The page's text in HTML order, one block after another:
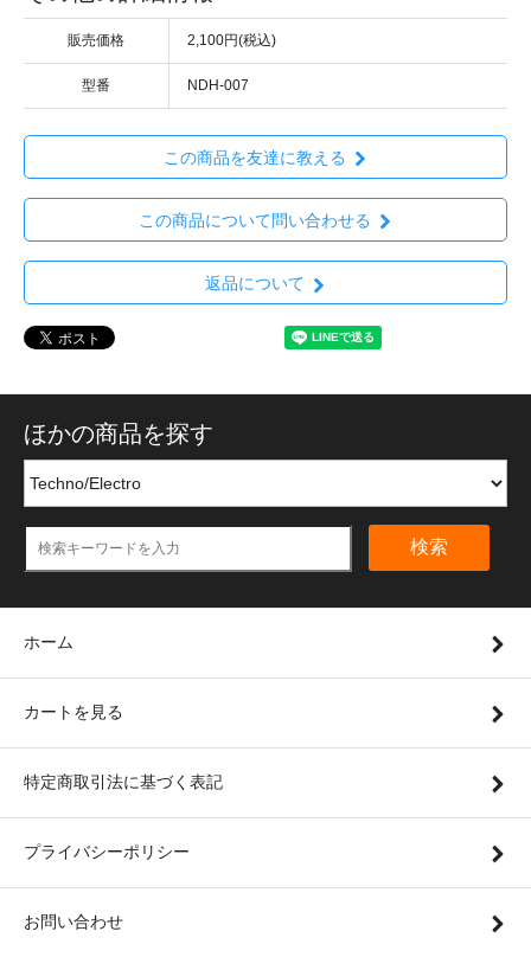
販売価格 2,100円(税込)
型番 NDH-007
この商品を友達に教える
この商品について問い合わせる
返品について
ほかの商品を探す
検索
ホーム
カートを見る
特定商取引法に基づく表記
プライバシーポリシー
お問い合わせ